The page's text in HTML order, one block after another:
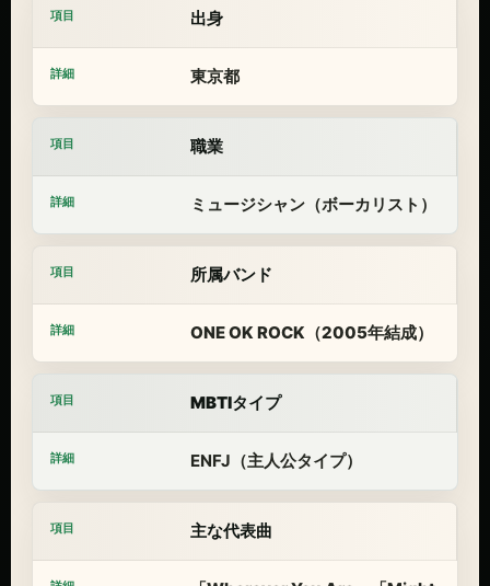
出身
東京都
職業
ミュージシャン（ボーカリスト）
所属バンド
ONE OK ROCK（2005年結成）
MBTIタイプ
ENFJ（主人公タイプ）
主な代表曲